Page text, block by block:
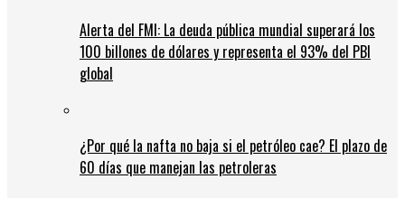
Alerta del FMI: La deuda pública mundial superará los
100 billones de dólares y representa el 93% del PBI
global
¿Por qué la nafta no baja si el petróleo cae? El plazo de
60 días que manejan las petroleras